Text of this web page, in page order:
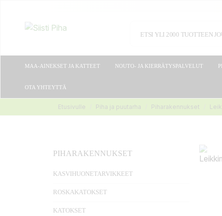
MAA-AINEKSET JA KATTEET NOUTO- JA KIERRÄTYSPALVELUT
OTA YHTEYTTÄ
Etusivulle Piha ja puutarha Piharakennukset
PIHARAKENNUKSET
KASVIHUONETARVIKKEET
ROSKAKATOKSET
KATOKSET